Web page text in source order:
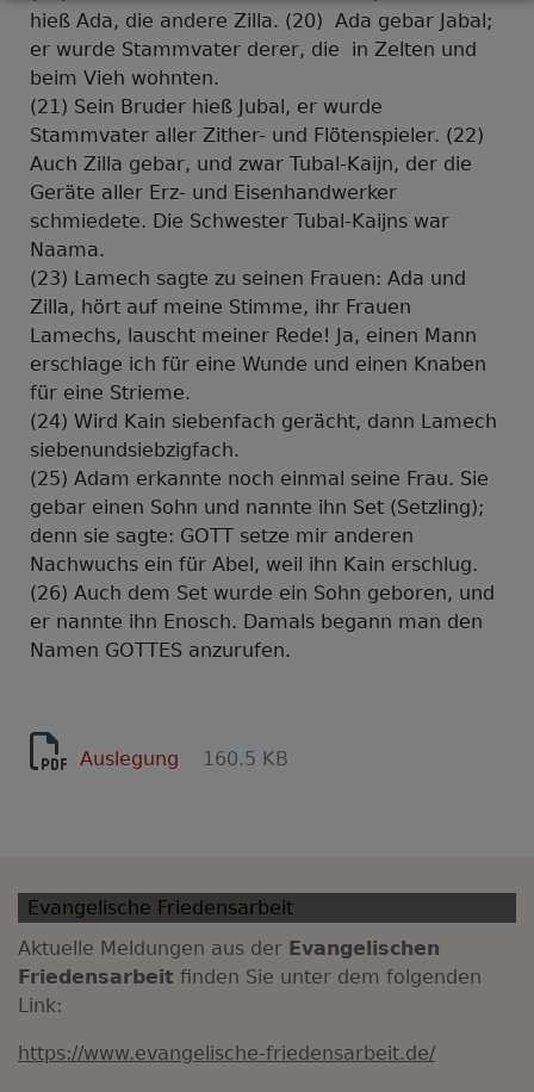
hieß Ada, die andere Zilla. (20) Ada gebar Jabal;
er wurde Stammvater derer, die in Zelten und
beim Vieh wohnten.
(21) Sein Bruder hieß Jubal, er wurde
Stammvater aller Zither- und Flötenspieler. (22)
Auch Zilla gebar, und zwar Tubal-Kaijn, der die
Geräte aller Erz- und Eisenhandwerker
schmiedete. Die Schwester Tubal-Kaijns war
Naama.
(23) Lamech sagte zu seinen Frauen: Ada und
Zilla, hört auf meine Stimme, ihr Frauen
Lamechs, lauscht meiner Rede! Ja, einen Mann
erschlage ich für eine Wunde und einen Knaben
für eine Strieme.
(24) Wird Kain siebenfach gerächt, dann Lamech
siebenundsiebzigfach.
(25) Adam erkannte noch einmal seine Frau. Sie
gebar einen Sohn und nannte ihn Set (Setzling);
denn sie sagte: GOTT setze mir anderen
Nachwuchs ein für Abel, weil ihn Kain erschlug.
(26) Auch dem Set wurde ein Sohn geboren, und
er nannte ihn Enosch. Damals begann man den
Namen GOTTES anzurufen.
Auslegung 160.5 KB
Evangelische Friedensarbeit
Aktuelle Meldungen aus der Evangelischen
Friedensarbeit finden Sie unter dem folgenden
Link:
https://www.evangelische-friedensarbeit.de/